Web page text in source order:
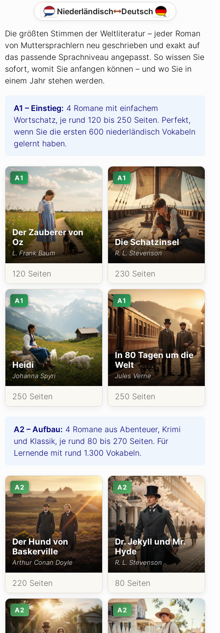
Niederländisch Deutsch
Die größten Stimmen der Weltliteratur – jeder Roman
von Muttersprachlern neu geschrieben und exakt auf
das passende Sprachniveau angepasst. So wissen Sie
sofort, womit Sie anfangen können – und wo Sie in
einem Jahr stehen werden.
A1 – Einstieg: 4 Romane mit einfachem
Wortschatz, je rund 120 bis 250 Seiten. Perfekt,
wenn Sie die ersten 600 niederländisch Vokabeln
gelernt haben.
A1
Der Zauberer von
Oz
L. Frank Baum
120 Seiten
A1
Die Schatzinsel
R. L. Stevenson
230 Seiten
A1
Heidi
Johanna Spyri
250 Seiten
A1
In 80 Tagen um die
Welt
Jules Verne
250 Seiten
A2 – Aufbau: 4 Romane aus Abenteuer, Krimi
und Klassik, je rund 80 bis 270 Seiten. Für
Lernende mit rund 1.300 Vokabeln.
A2
Der Hund von
Baskerville
Arthur Conan Doyle
220 Seiten
A2
Dr. Jekyll und Mr.
Hyde
R. L. Stevenson
80 Seiten
A2 A2